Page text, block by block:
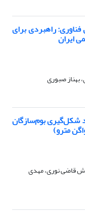
راهبردی برای
ایران
بهناز صبوری
شکل‌گیری بوم‌سازگان
مترو)
قاضی نوری، مهدی